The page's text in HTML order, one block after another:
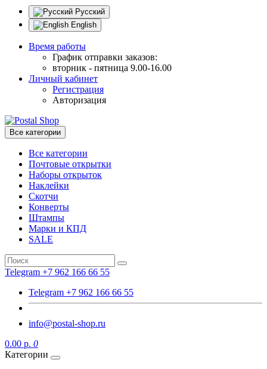
Русский
English
Время работы
График отправки заказов:
вторник - пятница 9.00-16.00
Личный кабинет
Регистрация
Авторизация
Все категории
Все категории
Почтовые открытки
Наборы открыток
Наклейки
Скотчи
Конверты
Штампы
Марки и КПД
SALE
Telegram +7 962 166 66 55
Telegram +7 962 166 66 55
info@postal-shop.ru
0.00 р. 0
Категории